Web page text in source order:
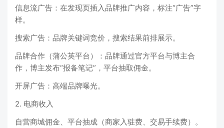
信息流广告：在发现页插入品牌推广内容，标注“广告”字
样。
搜索广告：品牌关键词竞价，搜索结果前排展示。
品牌合作（蒲公英平台）：品牌通过官方平台与博主合
作，博主发布“报备笔记”，平台抽取佣金。
开屏广告：高端品牌曝光。
2. 电商收入
自营商城佣金、平台抽成（商家入驻费、交易手续费）。